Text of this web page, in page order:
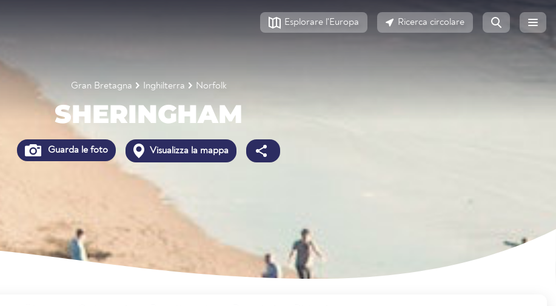
Esplorare l'Europa Ricerca circolare
Gran Bretagna Inghilterra Norfolk
SHERINGHAM
Guarda le foto Visualizza la mappa